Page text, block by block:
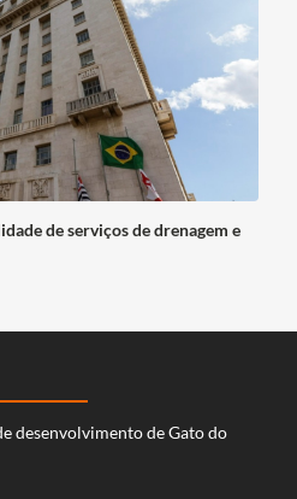
de serviços de drenagem e
desenvolvimento de Gato do